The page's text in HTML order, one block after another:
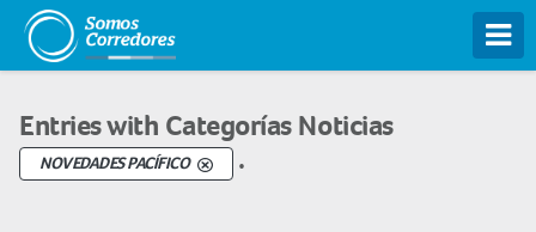
Entries with Categorías Noticias
NOVEDADES PACÍFICO .